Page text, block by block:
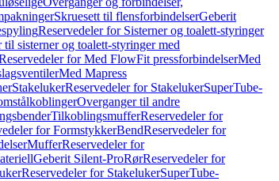
Skruesett til flensforbindelserGeberit
Reservedeler for Sisterner og toalett-styringer
sisterner og toalett-styringer med
for Med FlowFit pressforbindelserMed
Med Mapress
StakelukerReservedeler for StakelukerSuperTube-
Overganger til andre
TilkoblingsmufferReservedeler for
for FormstykkerBendReservedeler for
MufferReservedeler for
Geberit Silent-ProRørReservedeler for
Reservedeler for StakelukerSuperTube-